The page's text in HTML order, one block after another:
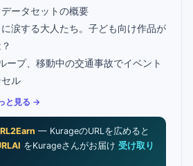
ータセットの概要
涙する大人たち。子ども向け作品が
ープ、移動中の交通事故でイベント
ル
と見る →
— KurageのURLを広めると
をKurageさんがお届け 受け取り